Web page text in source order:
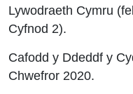
Lywodraeth Cymru
Cyfnod 2).
Cafodd y Ddeddf y
Chwefror 2020.